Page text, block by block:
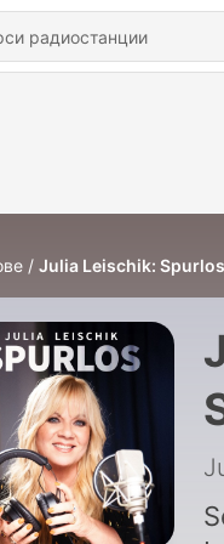
Julia Leischik: Spurlos